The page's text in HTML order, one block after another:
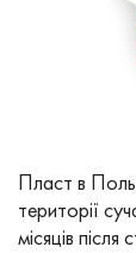
Пласт в
території
місяців